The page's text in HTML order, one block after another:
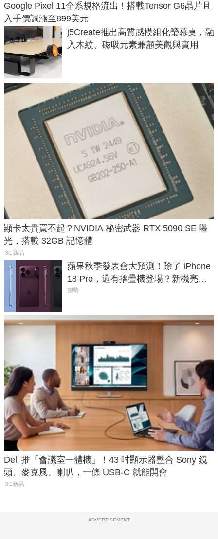
Google Pixel 11全系規格流出！搭載Tensor G6晶片且
入手價調漲至899美元
j5Create推出高質感模組化螢幕桌，融
入木紋、磁吸元素兼顧美觀與實用
顯卡太貴買不起？NVIDIA 秘密武器 RTX 5090 SE 曝
光，搭載 32GB 記憶體
3C新品
蘋果秋季發表會大預測！除了 iPhone
18 Pro，還有摺疊機登場？新機亮點
預測一次看
趨勢
Dell 推「會議室一體機」！43 吋顯示器整合 Sony 鏡
頭、麥克風、喇叭，一條 USB-C 就能開會
3C新品
ADVERTISEMENT